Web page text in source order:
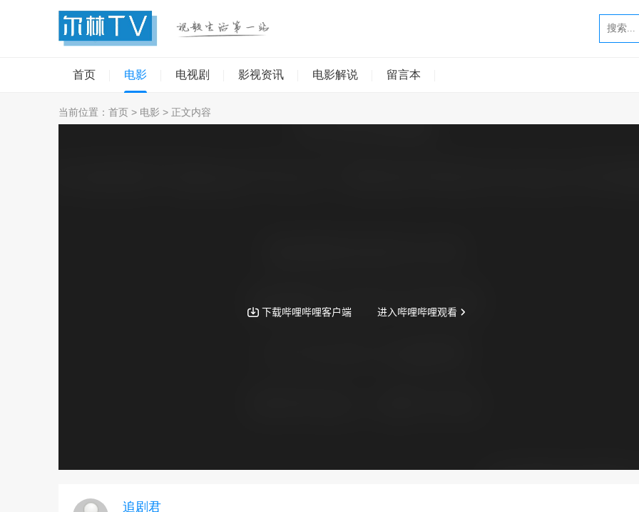
首页 电影 电视剧 影视资讯 电影解说 留言本
当前位置： 首页 > 电影 > 正文内容
追剧君